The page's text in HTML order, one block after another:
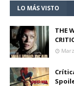
LO MÁS VISTO
THE